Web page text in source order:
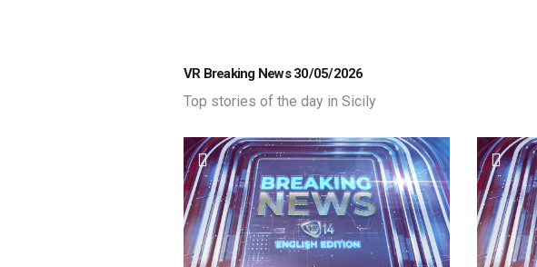
VR Breaking News 30/05/2026
Top stories of the day in Sicily